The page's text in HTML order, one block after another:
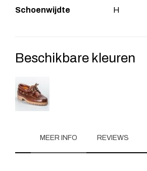
Schoenwijdte H
Beschikbare kleuren
MEER INFO REVIEWS